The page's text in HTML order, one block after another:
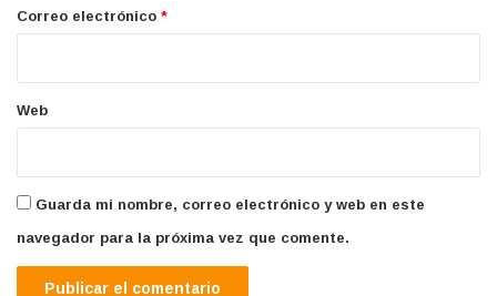
*
Correo electrónico *
Web
Guarda mi nombre, correo electrónico y web en este
navegador para la próxima vez que comente.